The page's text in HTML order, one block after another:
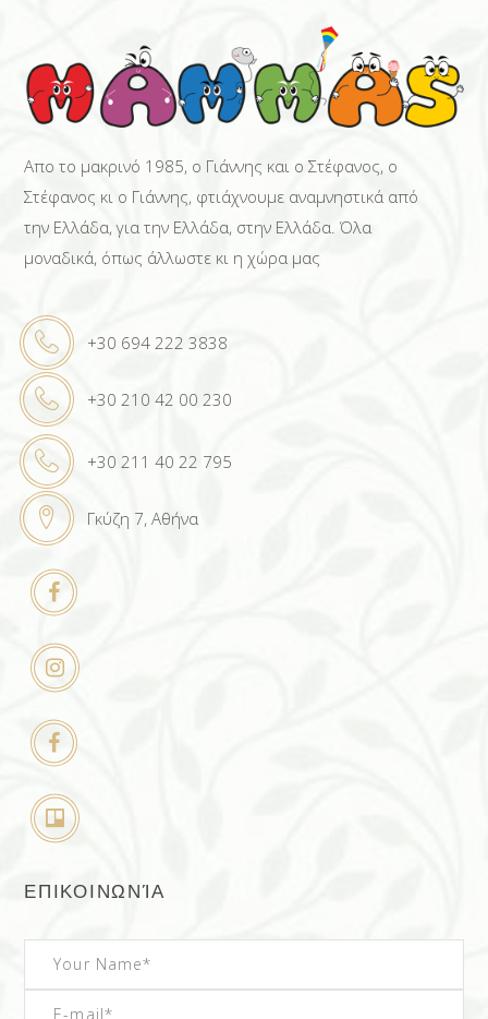
Απο το μακρινό 1985, ο Γιάννης και ο Στέφανος, ο
Στέφανος κι ο Γιάννης, φτιάχνουμε αναμνηστικά από
την Ελλάδα, για την Ελλάδα, στην Ελλάδα. Όλα
μοναδικά, όπως άλλωστε κι η χώρα μας
+30 694 222 3838
+30 210 42 00 230
+30 211 40 22 795
Γκύζη 7, Αθήνα
ΕΠΙΚΟΙΝΩΝΊΑ